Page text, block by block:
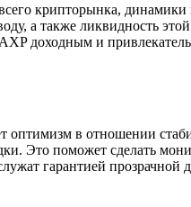
крипторынка,
а также ликвидность
доходным и
оптимизм в отношении
Это поможет сделать
гарантией